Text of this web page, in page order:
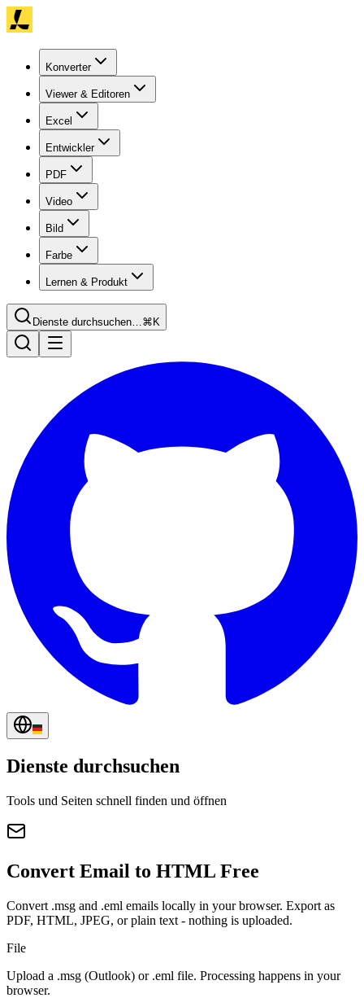
Konverter
Viewer & Editoren
Excel
Entwickler
PDF
Video
Bild
Farbe
Lernen & Produkt
Dienste durchsuchen…⌘K
Dienste durchsuchen
Tools und Seiten schnell finden und öffnen
Convert Email to HTML Free
Convert .msg and .eml emails locally in your browser. Export as
PDF, HTML, JPEG, or plain text - nothing is uploaded.
File
Upload a .msg (Outlook) or .eml file. Processing happens in your
browser.